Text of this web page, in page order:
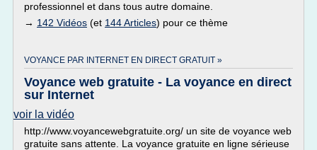
professionnel et dans tous autre domaine.
→ 142 Vidéos (et 144 Articles) pour ce thème
VOYANCE PAR INTERNET EN DIRECT GRATUIT »
Voyance web gratuite - La voyance en direct
sur Internet
voir la vidéo
http://www.voyancewebgratuite.org/ un site de voyance web
gratuite sans attente. La voyance gratuite en ligne sérieuse